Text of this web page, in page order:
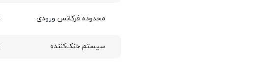
محدوده فرکانس ورودی
سیستم خنک‌کننده